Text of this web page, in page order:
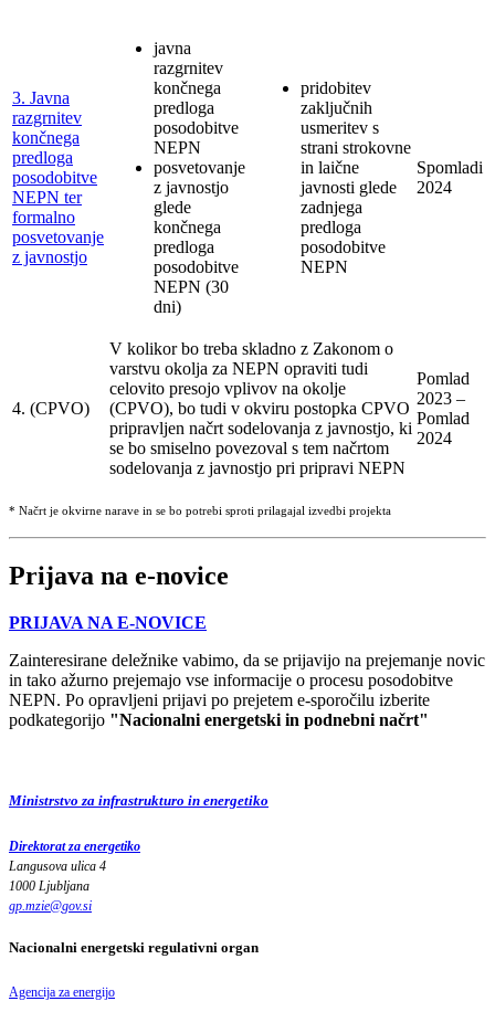
3. Javna
razgrnitev
končnega
predloga
posodobitve
NEPN ter
formalno
posvetovanje
z javnostjo
javna
razgrnitev
končnega
predloga
posodobitve
NEPN
posvetovanje
z javnostjo
glede
končnega
predloga
posodobitve
NEPN (30
dni)
pridobitev
zaključnih
usmeritev s
strani strokovne
in laične
javnosti glede
zadnjega
predloga
posodobitve
NEPN
Spomladi
2024
4. (CPVO)
V kolikor bo treba skladno z Zakonom o
varstvu okolja za NEPN opraviti tudi
celovito presojo vplivov na okolje
(CPVO), bo tudi v okviru postopka CPVO
pripravljen načrt sodelovanja z javnostjo, ki
se bo smiselno povezoval s tem načrtom
sodelovanja z javnostjo pri pripravi NEPN
Pomlad
2023 –
Pomlad
2024
* Načrt je okvirne narave in se bo potrebi sproti prilagajal izvedbi projekta
Prijava na e-novice
PRIJAVA NA E-NOVICE
Zainteresirane deležnike vabimo, da se prijavijo na prejemanje novic
in tako ažurno prejemajo vse informacije o procesu posodobitve
NEPN. Po opravljeni prijavi po prejetem e-sporočilu izberite
podkategorijo "Nacionalni energetski in podnebni načrt"
Ministrstvo za infrastrukturo in energetiko
Direktorat za energetiko
Langusova ulica 4
1000 Ljubljana
gp.mzie@gov.si
Nacionalni energetski regulativni organ
Agencija za energijo